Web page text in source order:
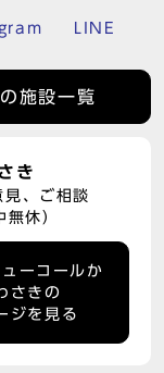
LINE
施設一覧
き
、ご相談
休）
ーコールか
さきの
ジを見る